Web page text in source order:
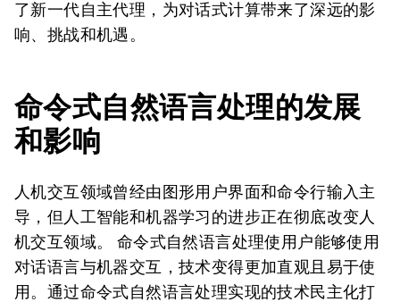
了新一代自主代理，为对话式计算带来了深远的影
响、挑战和机遇。
命令式自然语言处理的发展
和影响
人机交互领域曾经由图形用户界面和命令行输入主
导，但人工智能和机器学习的进步正在彻底改变人
机交互领域。 命令式自然语言处理使用户能够使用
对话语言与机器交互，技术变得更加直观且易于使
用。通过命令式自然语言处理实现的技术民主化打